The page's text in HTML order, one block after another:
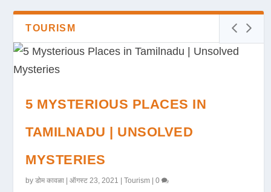
TOURISM
5 MYSTERIOUS PLACES IN
TAMILNADU | UNSOLVED
MYSTERIES
byडोम कावळा |ऑगस्ट 23, 2021 |Tourism |0